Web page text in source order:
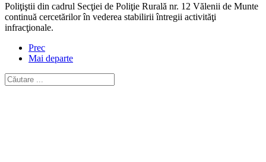
Poliţiştii din cadrul Secţiei de Poliţie Rurală nr. 12 Vălenii de Munte
continuă cercetărilor în vederea stabilirii întregii activităţi
infracţionale.
Prec
Mai departe